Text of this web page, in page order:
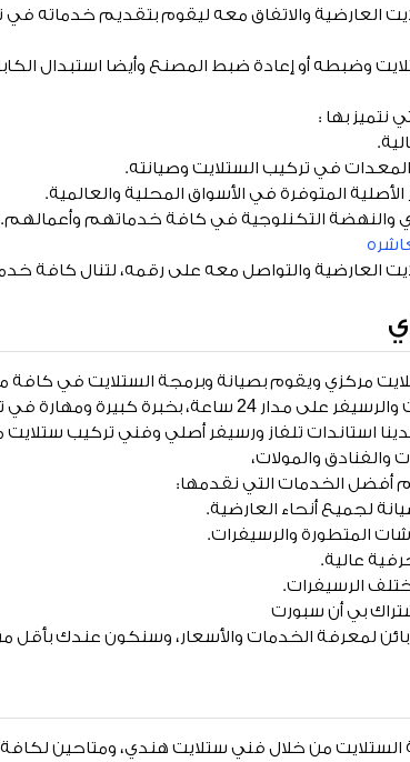
العارضية والاتفاق معه ليقوم بتقديم خدماته في
وضبطه أو إعادة ضبط المصنع وأيضا استبدال
نتميز بها :
في تركيب الستلايت وصيانته.
المتوفرة في الأسواق المحلية والعالمية.
والنهضة التكنلوجية في كافة خدماتهم وأعمالهم.
والتواصل معه على رقمه، لتنال كافة
مركزي ويقوم بصيانة وبرمجة الستلايت في كافة
في تمديد وتركيب أجود أنواع الرسيفر،
استاندات تلفاز ورسيفر أصلي وفني تركيب
والفنادق والمولات،
أفضل الخدمات التي نقدمها:
لجميع أنحاء العارضية.
المتطورة والرسيفرات.
عالية.
الرسيفرات.
بي أن سبورت
لمعرفة الخدمات والأسعار، وسنكون عندك بأقل
من خلال فني ستلايت هندي، ومتاحين